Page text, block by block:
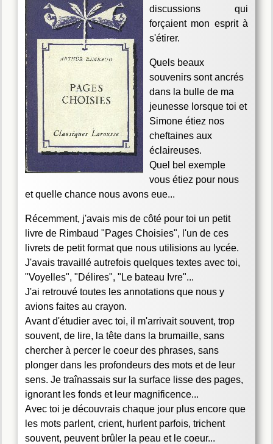
discussions qui
forçaient mon esprit à
s'étirer.
Quels beaux
souvenirs sont ancrés
dans la bulle de ma
jeunesse lorsque toi et
Simone étiez nos
cheftaines aux
éclaireuses.
Quel bel exemple
vous étiez pour nous
et quelle chance nous avons eue...
Récemment, j'avais mis de côté pour toi un petit
livre de Rimbaud "Pages Choisies", l'un de ces
livrets de petit format que nous utilisions au lycée.
J'avais travaillé autrefois quelques textes avec toi,
"Voyelles", "Délires", "Le bateau Ivre"...
J'ai retrouvé toutes les annotations que nous y
avions faites au crayon.
Avant d'étudier avec toi, il m'arrivait souvent, trop
souvent, de lire, la tête dans la brumaille, sans
chercher à percer le coeur des phrases, sans
plonger dans les profondeurs des mots et de leur
sens. Je traînassais sur la surface lisse des pages,
ignorant les fonds et leur magnificence...
Avec toi je découvrais chaque jour plus encore que
les mots parlent, crient, hurlent parfois, trichent
souvent, peuvent brûler la peau et le coeur...